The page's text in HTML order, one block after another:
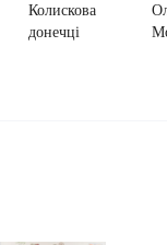
Колискова
донечці